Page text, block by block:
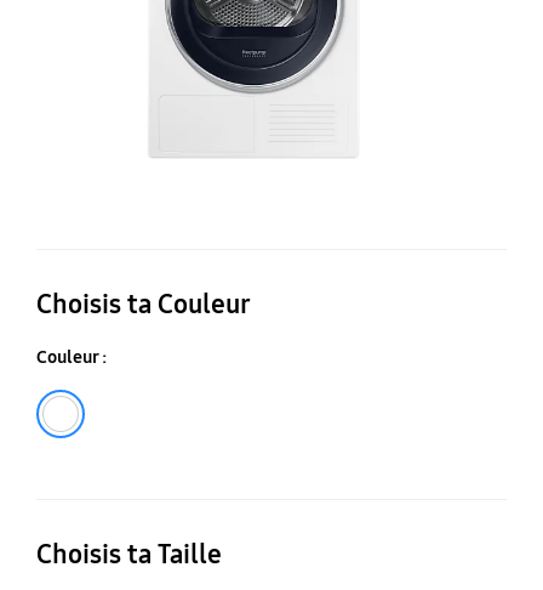
Choisis ta Couleur
Couleur :
Choisis ta Taille